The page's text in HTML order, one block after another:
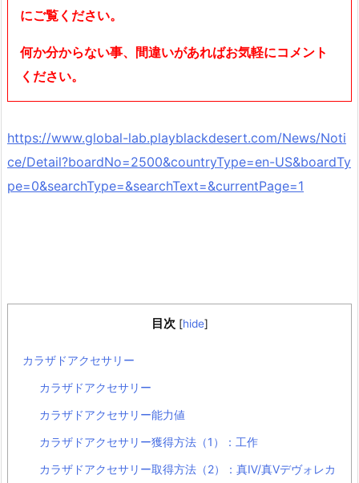
にご覧ください。
何か分からない事、間違いがあればお気軽にコメント
ください。
https://www.global-lab.playblackdesert.com/News/Noti
ce/Detail?boardNo=2500&countryType=en-US&boardTy
pe=0&searchType=&searchText=&currentPage=1
目次 [hide]
カラザドアクセサリー
カラザドアクセサリー
カラザドアクセサリー能力値
カラザドアクセサリー獲得方法（1）：工作
カラザドアクセサリー取得方法（2）：真Ⅳ/真Ⅴデヴォレカ